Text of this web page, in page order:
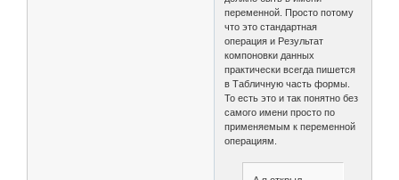
переменной. Просто потому
что это стандартная
операция и Результат
компоновки данных
практически всегда пишется
в Табличную часть формы.
То есть это и так понятно без
самого имени просто по
применяемым к переменной
операциям.